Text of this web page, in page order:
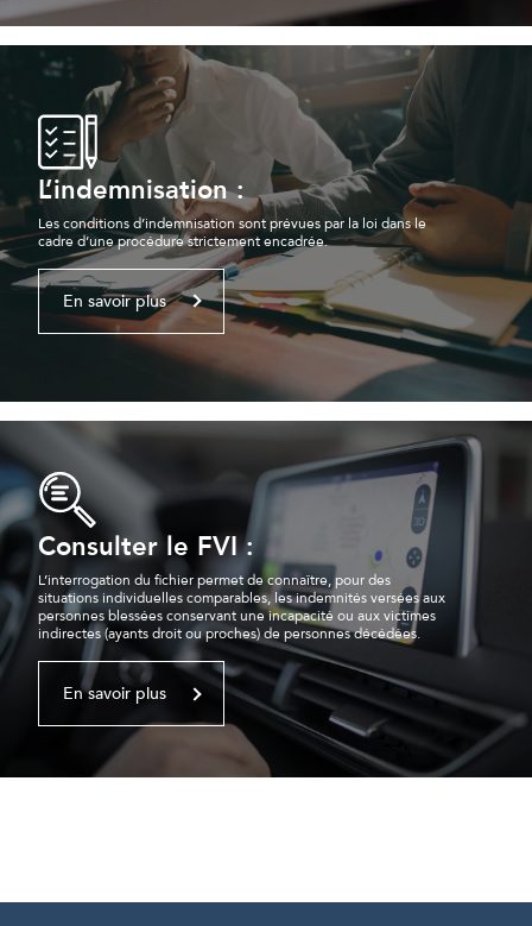
L’indemnisation :
Les conditions d’indemnisation sont prévues par la loi dans le
cadre d’une procédure strictement encadrée.
En savoir plus
Consulter le FVI :
L’interrogation du fichier permet de connaître, pour des
situations individuelles comparables, les indemnités versées aux
personnes blessées conservant une incapacité ou aux victimes
indirectes (ayants droit ou proches) de personnes décédées.
En savoir plus